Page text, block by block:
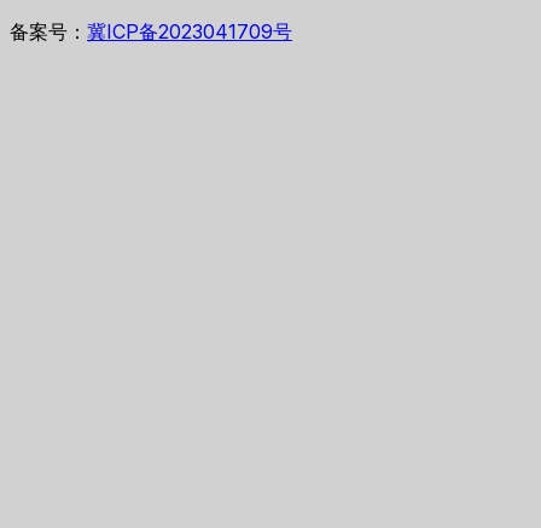
备案号： 冀ICP备2023041709号